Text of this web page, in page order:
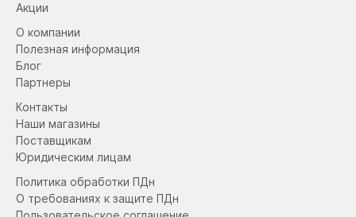
Акции
О компании
Полезная информация
Блог
Партнеры
Контакты
Наши магазины
Поставщикам
Юридическим лицам
Политика обработки ПДн
О требованиях к защите ПДн